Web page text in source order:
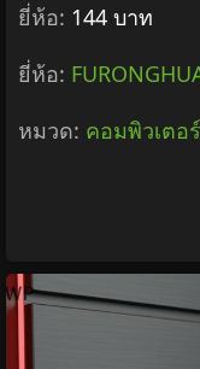
ยี่ห้อ: 144 บาท
ยี่ห้อ:
หมวด: คอมพิวเตอ